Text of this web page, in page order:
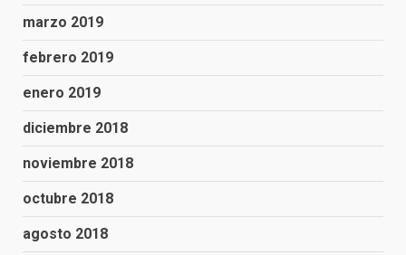
marzo 2019
febrero 2019
enero 2019
diciembre 2018
noviembre 2018
octubre 2018
agosto 2018